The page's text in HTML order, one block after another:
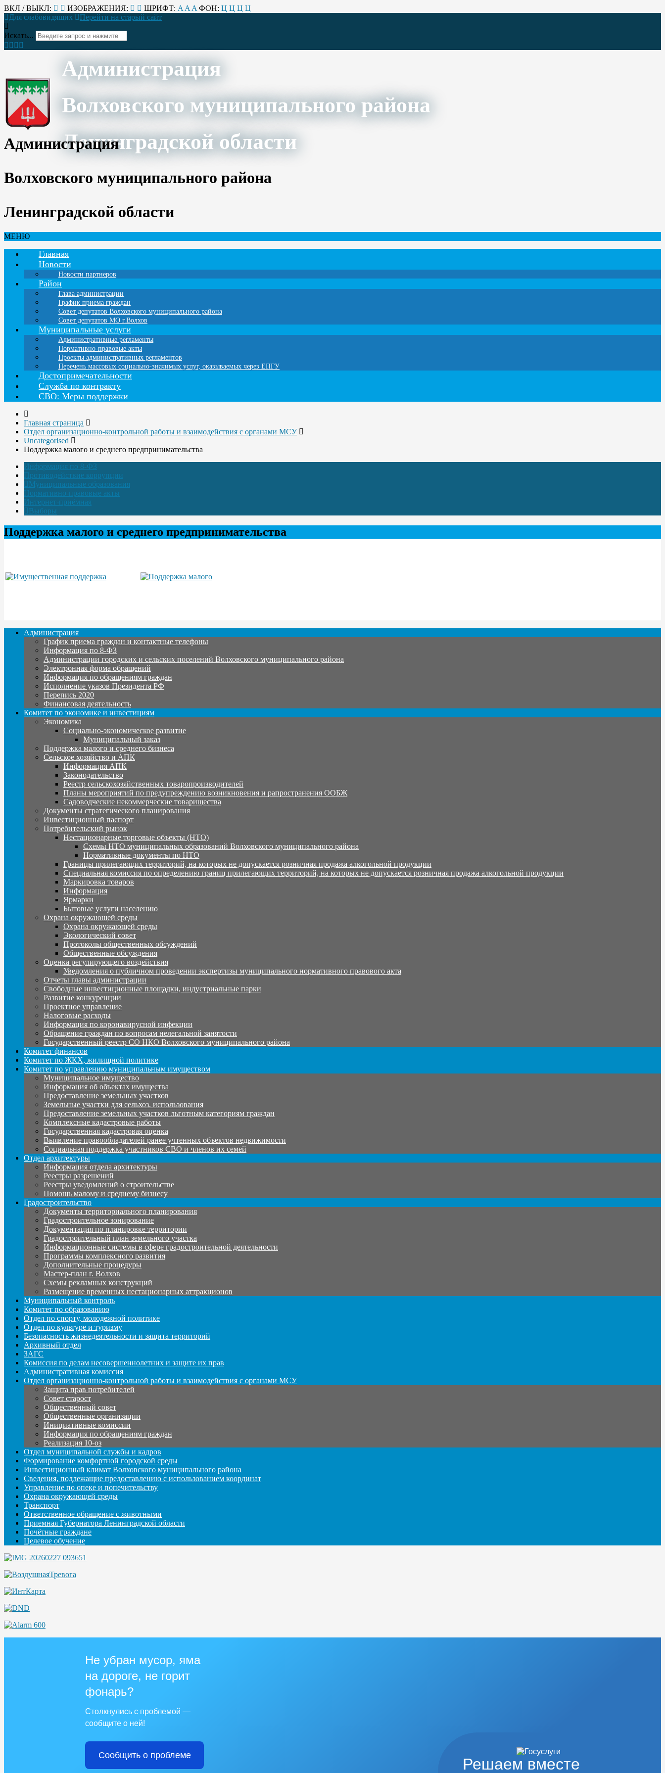
ВКЛ / ВЫКЛ: ИЗОБРАЖЕНИЯ: ШРИФТ: A A A ФОН: Ц Ц Ц Ц
Для слабовидящих
Перейти на старый сайт
Искать...
Администрация
Волховского муниципального района
Ленинградской области
Администрация
Волховского муниципального района
Ленинградской области
МЕНЮ
Главная
Новости
Новости партнеров
Район
Глава администрации
График приема граждан
Совет депутатов Волховского муниципального района
Совет депутатов МО г.Волхов
Муниципальные услуги
Административные регламенты
Нормативно-правовые акты
Проекты административных регламентов
Перечень массовых социально-значимых услуг, оказываемых через ЕПГУ
Достопримечательности
Служба по контракту
СВО: Меры поддержки
Главная страница
Отдел организационно-контрольной работы и взаимодействия с органами МСУ
Uncategorised
Поддержка малого и среднего предпринимательства
Информация по 8-ФЗ
Противодействие коррупции
Муниципальные образования
Нормативно-правовые акты
Интернет-приёмная
Выборы
Поддержка малого и среднего предпринимательства
Администрация
График приема граждан и контактные телефоны
Информация по 8-ФЗ
Администрации городских и сельских поселений Волховского муниципального района
Электронная форма обращений
Информация по обращениям граждан
Исполнение указов Президента РФ
Перепись 2020
Финансовая деятельность
Комитет по экономике и инвестициям
Экономика
Социально-экономическое развитие
Муниципальный заказ
Поддержка малого и среднего бизнеса
Сельское хозяйство и АПК
Информация АПК
Законодательство
Реестр сельскохозяйственных товаропроизводителей
Планы мероприятий по предупреждению возникновения и рапространения ООБЖ
Садоводческие некоммерческие товарищества
Документы стратегического планирования
Инвестиционный паспорт
Потребительский рынок
Нестационарные торговые объекты (НТО)
Схемы НТО муниципальных образований Волховского муниципального района
Нормативные документы по НТО
Границы прилегающих территорий, на которых не допускается розничная продажа алкогольной продукции
Специальная комиссия по определению границ прилегающих территорий, на которых не допускается розничная продажа алкогольной продукции
Маркировка товаров
Информация
Ярмарки
Бытовые услуги населению
Охрана окружающей среды
Охрана окружающей среды
Экологический совет
Протоколы общественных обсуждений
Общественные обсуждения
Оценка регулирующего воздействия
Уведомления о публичном проведении экспертизы муниципального нормативного правового акта
Отчеты главы администрации
Свободные инвестиционные площадки, индустриальные парки
Развитие конкуренции
Проектное управление
Налоговые расходы
Информация по коронавирусной инфекции
Обращение граждан по вопросам нелегальной занятости
Государственный реестр СО НКО Волховского муниципального района
Комитет финансов
Комитет по ЖКХ, жилищной политике
Комитет по управлению муниципальным имуществом
Муниципальное имущество
Информация об объектах имущества
Предоставление земельных участков
Земельные участки для сельхоз. использования
Предоставление земельных участков льготным категориям граждан
Комплексные кадастровые работы
Государственная кадастровая оценка
Выявление правообладателей ранее учтенных объектов недвижимости
Социальная поддержка участников СВО и членов их семей
Отдел архитектуры
Информация отдела архитектуры
Реестры разрешений
Реестры уведомлений о строительстве
Помощь малому и среднему бизнесу
Градостроительство
Документы территориального планирования
Градостроительное зонирование
Документация по планировке территории
Градостроительный план земельного участка
Информационные системы в сфере градостроительной деятельности
Программы комплексного развития
Дополнительные процедуры
Мастер-план г. Волхов
Схемы рекламных конструкций
Размещение временных нестационарных аттракционов
Муниципальный контроль
Комитет по образованию
Отдел по спорту, молодежной политике
Отдел по культуре и туризму
Безопасность жизнедеятельности и защита территорий
Архивный отдел
ЗАГС
Комиссия по делам несовершеннолетних и защите их прав
Административная комиссия
Отдел организационно-контрольной работы и взаимодействия с органами МСУ
Защита прав потребителей
Совет старост
Общественный совет
Общественные организации
Инициативные комиссии
Информация по обращениям граждан
Реализация 10-оз
Отдел муниципальной службы и кадров
Формирование комфортной городской среды
Инвестиционный климат Волховского муниципального района
Сведения, подлежащие предоставлению с использованием координат
Управление по опеке и попечительству
Охрана окружающей среды
Транспорт
Ответственное обращение с животными
Приемная Губернатора Ленинградской области
Почётные граждане
Целевое обучение
Решаем вместе
Не убран мусор, яма
на дороге, не горит
фонарь?
Столкнулись с проблемой —
сообщите о ней!
Сообщить о проблеме